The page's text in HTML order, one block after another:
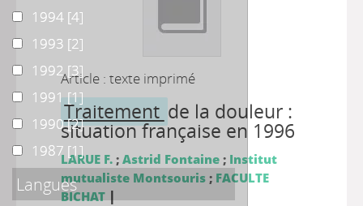
Article : texte imprimé
Traitement de la douleur :
situation française en 1996
LARUE F.; Astrid Fontaine; Institut
mutualiste Montsouris; FACULTE
BICHAT |
19941994 [4]
19931993 [2]
19921992[3]
19911991[1]
19901990[2]
19871987 [1]
Langues